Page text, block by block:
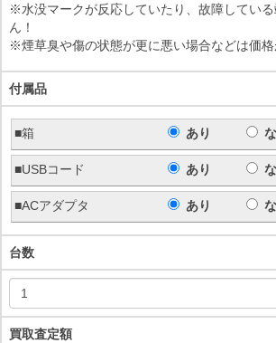
※水没マークが反応していたり、故障してい
ん！
※煙草臭や傷の状態が更に悪い場合などは価格
付属品
■箱 あり
■USBコード あり
■ACアダプタ あり
台数
買取査定額